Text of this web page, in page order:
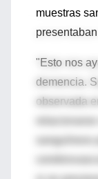
muestras
"Esto nos
demencia.
observada
sanguíneos